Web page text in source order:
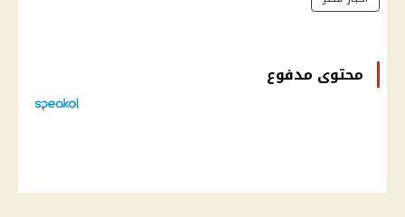
محتوى مدفوع